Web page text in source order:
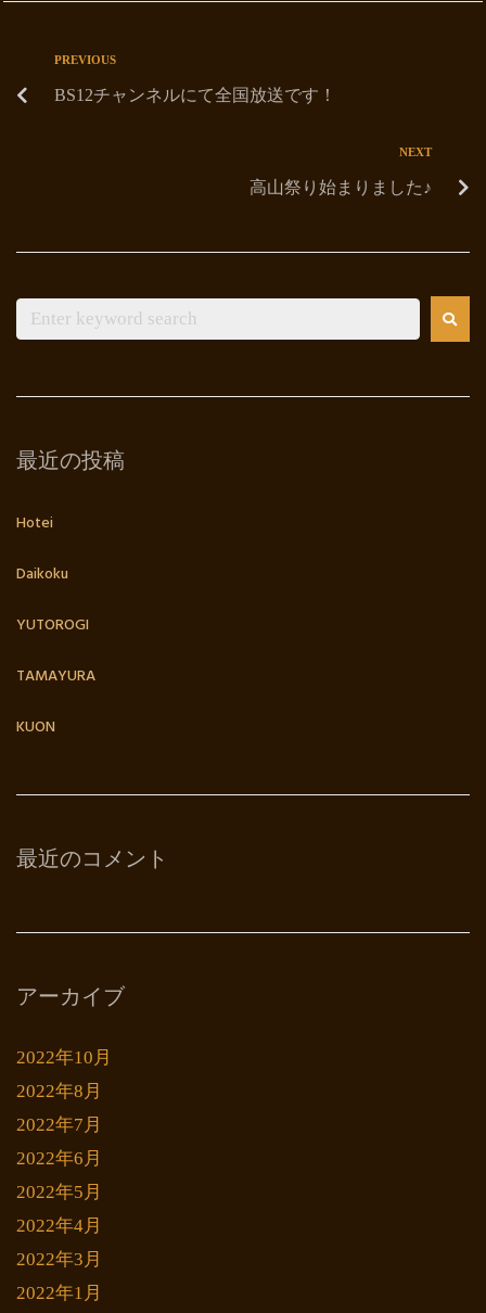
PREVIOUS
BS12チャンネルにて全国放送です！
NEXT
高山祭り始まりました♪
最近の投稿
Hotei
Daikoku
YUTOROGI
TAMAYURA
KUON
最近のコメント
アーカイブ
2022年10月
2022年8月
2022年7月
2022年6月
2022年5月
2022年4月
2022年3月
2022年1月